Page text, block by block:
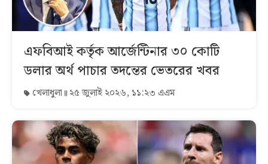
এফবিআই কর্তৃক আর্জেন্টিনার ৩০ কোটি
ডলার অর্থ পাচার তদন্তের ভেতরের খবর
খেলাধুলা ২৫ জুলাই ২০২৬, ১১:২৩ এএম